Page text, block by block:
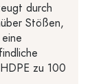
durch
Stößen,
zu 100